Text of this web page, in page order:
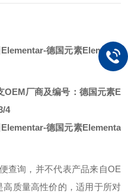
-德国元素Elementa
OEM厂商及编号：德国元素E
4
-德国元素Elementa
查询，并不代表产品来自OE
质量高性价的，适用于所对